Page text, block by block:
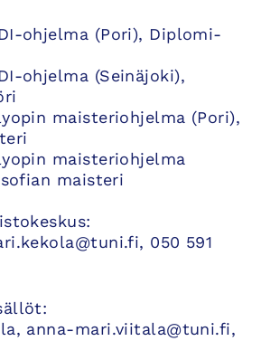
ohjelma (Pori), Diplomi-
ohjelma (Seinäjoki),
maisteriohjelma (Pori),
maisteriohjelma
maisteri
050 591
anna-mari.viitala@tuni.fi,